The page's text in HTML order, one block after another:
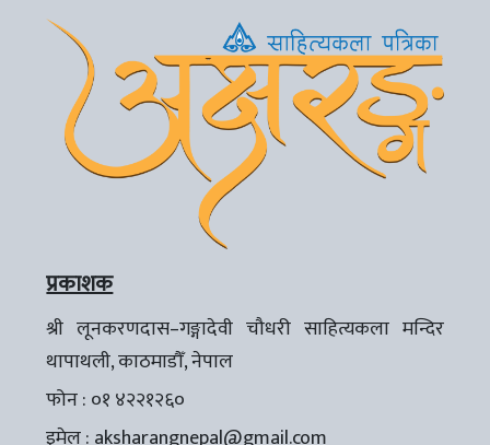
प्रकाशक
श्री लूनकरणदास–गङ्गादेवी चौधरी साहित्यकला मन्दिर
थापाथली, काठमाडौँ, नेपाल
फोन : ०१ ४२२१२६०